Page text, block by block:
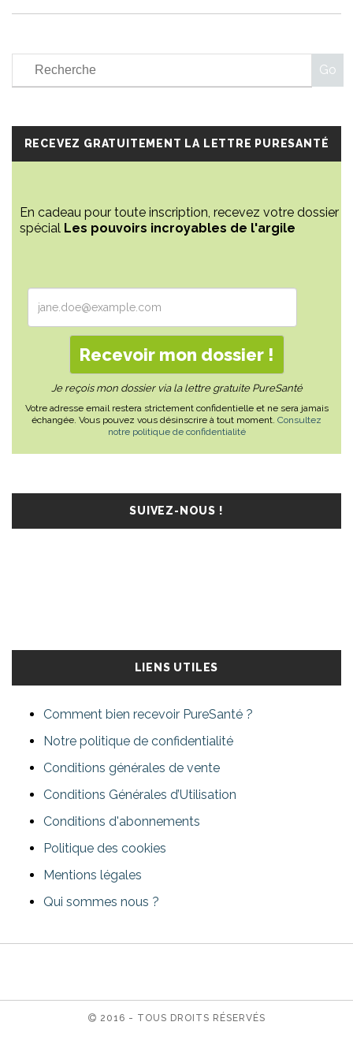
RECEVEZ GRATUITEMENT LA LETTRE PURESANTÉ
En cadeau pour toute inscription, recevez votre dossier
spécial Les pouvoirs incroyables de l'argile
Je reçois mon dossier via la lettre gratuite PureSanté
Votre adresse email restera strictement confidentielle et ne sera jamais
échangée. Vous pouvez vous désinscrire à tout moment. Consultez
notre politique de confidentialité
SUIVEZ-NOUS !
LIENS UTILES
Comment bien recevoir PureSanté ?
Notre politique de confidentialité
Conditions générales de vente
Conditions Générales d’Utilisation
Conditions d'abonnements
Politique des cookies
Mentions légales
Qui sommes nous ?
2016 - TOUS DROITS RÉSERVÉS